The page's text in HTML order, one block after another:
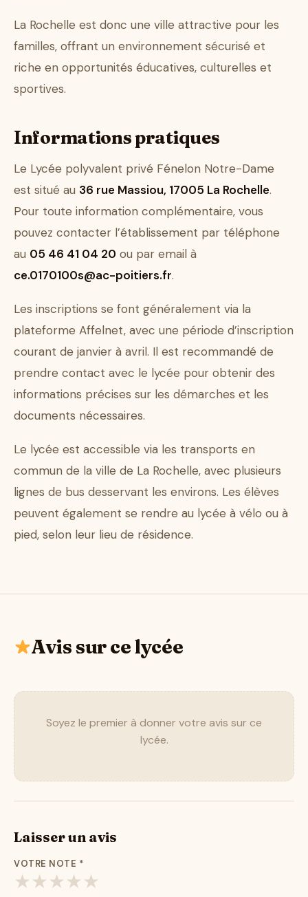
La Rochelle est donc une ville attractive pour les
familles, offrant un environnement sécurisé et
riche en opportunités éducatives, culturelles et
sportives.
Informations pratiques
Le Lycée polyvalent privé Fénelon Notre-Dame
est situé au 36 rue Massiou, 17005 La Rochelle.
Pour toute information complémentaire, vous
pouvez contacter l’établissement par téléphone
au 05 46 41 04 20 ou par email à
ce.0170100s@ac-poitiers.fr.
Les inscriptions se font généralement via la
plateforme Affelnet, avec une période d’inscription
courant de janvier à avril. Il est recommandé de
prendre contact avec le lycée pour obtenir des
informations précises sur les démarches et les
documents nécessaires.
Le lycée est accessible via les transports en
commun de la ville de La Rochelle, avec plusieurs
lignes de bus desservant les environs. Les élèves
peuvent également se rendre au lycée à vélo ou à
pied, selon leur lieu de résidence.
Avis sur ce lycée
Soyez le premier à donner votre avis sur ce
lycée.
Laisser un avis
VOTRE NOTE *
★★★★★